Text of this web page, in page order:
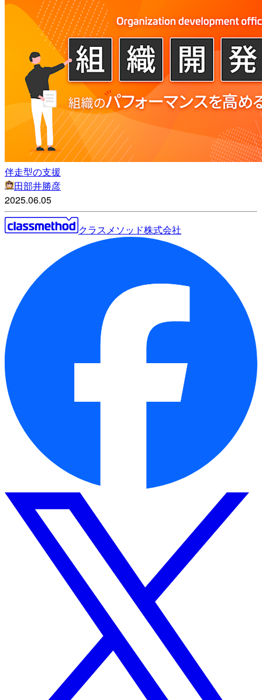
伴走型の支援
田部井勝彦
2025.06.05
クラスメソッド株式会社